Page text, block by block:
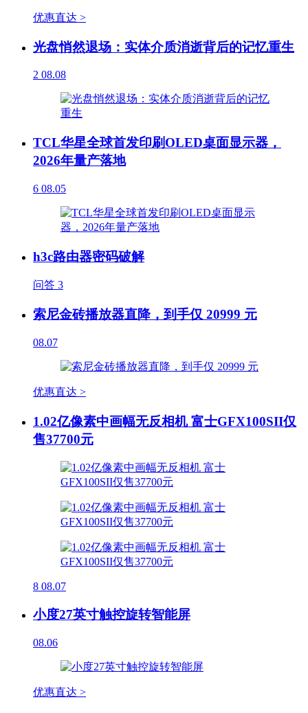
优惠直达 >
光盘悄然退场：实体介质消逝背后的记忆重生
2 08.08
TCL华星全球首发印刷OLED桌面显示器，
2026年量产落地
6 08.05
h3c路由器密码破解
问答 3
索尼金砖播放器直降，到手仅 20999 元
08.07
优惠直达 >
1.02亿像素中画幅无反相机 富士GFX100SII仅
售37700元
8 08.07
小度27英寸触控旋转智能屏
08.06
优惠直达 >